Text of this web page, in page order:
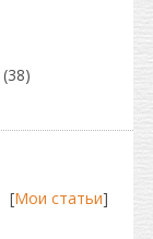
(38)
[Мои статьи]